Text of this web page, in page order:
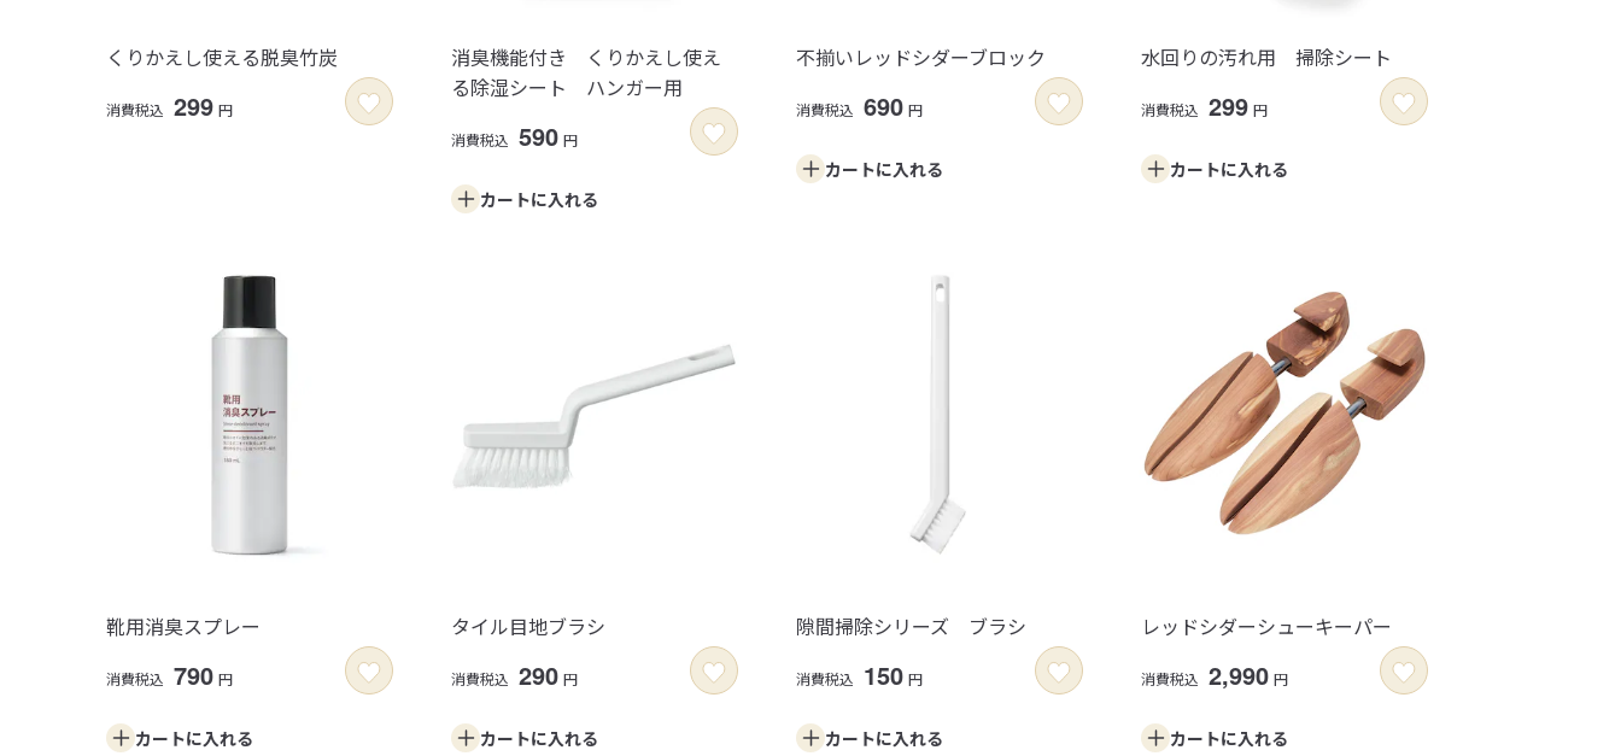
くりかえし使える脱臭竹炭
消費税込 299 円
消臭機能付き くりかえし使え
る除湿シート ハンガー用
消費税込 590 円
カートに入れる
不揃いレッドシダーブロック
消費税込 690 円
カートに入れる
水回りの汚れ用 掃除シート
消費税込 299 円
カートに入れる
靴用消臭スプレー
消費税込 790 円
カートに入れる
タイル目地ブラシ
消費税込 290 円
カートに入れる
隙間掃除シリーズ ブラシ
消費税込 150 円
カートに入れる
レッドシダーシューキーパー
消費税込 2,990 円
カートに入れる